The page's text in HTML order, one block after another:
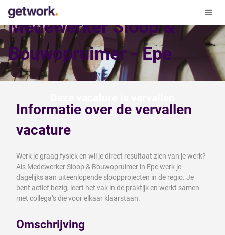
Medewerker Sloop &
Bouwopruimer - Epe
Informatie over de vervallen
vacature
Werk je graag fysiek en wil je direct resultaat zien van je werk?
Als Medewerker Sloop & Bouwopruimer in Epe werk je
dagelijks aan uiteenlopende sloopprojecten in de regio. Je
bent actief bezig, leert het vak in de praktijk en werkt samen
met collega’s die voor elkaar klaarstaan.
Omschrijving